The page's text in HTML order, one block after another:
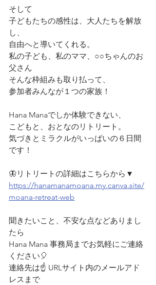
そして
子どもたちの感性は、大人たちを解放
し、
自由へと導いてくれる。
私の子ども、私のママ、○○ちゃんのお
父さん
そんな枠組みも取り払って、
参加者みんなが１つの家族！
Hana Manaでしか体験できない、
こどもと、おとなのリトリート。
気づきとミラクルがいっぱいの６日間
です！
🦋リトリートの詳細はこちらから▼
https://hanamanamoana.my.canva.site/
moana-retreat-web
聞きたいこと、不安な点などありまし
たら
Hana Mana 事務局までお気軽にご連絡
ください🎈
連絡先は☝️ URLサイト内のメールアド
レスまで